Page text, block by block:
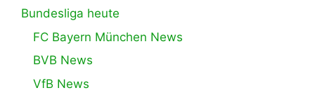
Bundesliga heute
FC Bayern München News
BVB News
VfB News